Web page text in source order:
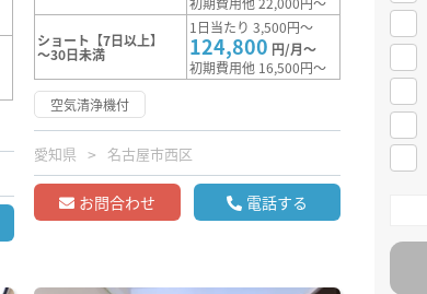
ショート【7日以上】
～30日未満
1日当たり 3,500円～
124,800 円/月～
初期費用他 16,500円～
空気清浄機付
愛知県 名古屋市西区
お問合わせ 電話する